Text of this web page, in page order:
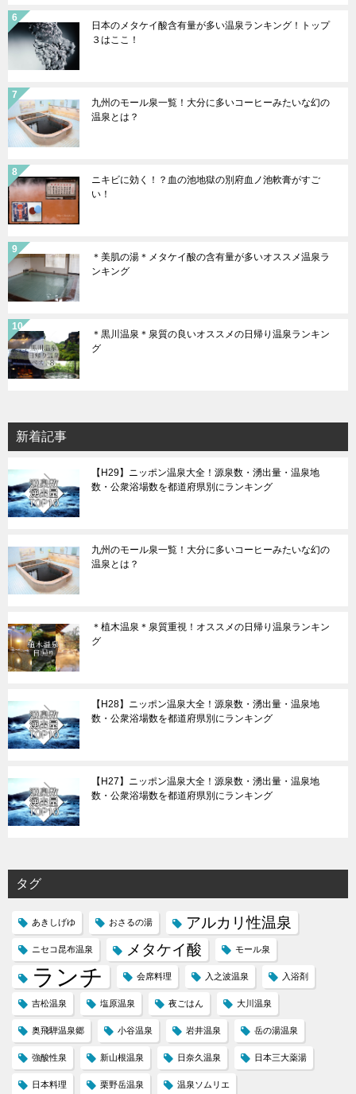
日本のメタケイ酸含有量が多い温泉ランキング！トップ
３はここ！
九州のモール泉一覧！大分に多いコーヒーみたいな幻の
温泉とは？
ニキビに効く！？血の池地獄の別府血ノ池軟膏がすご
い！
＊美肌の湯＊メタケイ酸の含有量が多いオススメ温泉ラ
ンキング
＊黒川温泉＊泉質の良いオススメの日帰り温泉ランキン
グ
新着記事
【H29】ニッポン温泉大全！源泉数・湧出量・温泉地
数・公衆浴場数を都道府県別にランキング
九州のモール泉一覧！大分に多いコーヒーみたいな幻の
温泉とは？
＊植木温泉＊泉質重視！オススメの日帰り温泉ランキン
グ
【H28】ニッポン温泉大全！源泉数・湧出量・温泉地
数・公衆浴場数を都道府県別にランキング
【H27】ニッポン温泉大全！源泉数・湧出量・温泉地
数・公衆浴場数を都道府県別にランキング
タグ
あきしげゆ おさるの湯 アルカリ性温泉
ニセコ昆布温泉 メタケイ酸 モール泉
ランチ 会席料理 入之波温泉 入浴剤
吉松温泉 塩原温泉 夜ごはん 大川温泉
奥飛騨温泉郷 小谷温泉 岩井温泉 岳の湯温泉
強酸性泉 新山根温泉 日奈久温泉 日本三大薬湯
日本料理 栗野岳温泉 温泉ソムリエ